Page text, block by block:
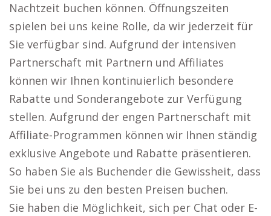
Nachtzeit buchen können. Öffnungszeiten
spielen bei uns keine Rolle, da wir jederzeit für
Sie verfügbar sind. Aufgrund der intensiven
Partnerschaft mit Partnern und Affiliates
können wir Ihnen kontinuierlich besondere
Rabatte und Sonderangebote zur Verfügung
stellen. Aufgrund der engen Partnerschaft mit
Affiliate-Programmen können wir Ihnen ständig
exklusive Angebote und Rabatte präsentieren.
So haben Sie als Buchender die Gewissheit, dass
Sie bei uns zu den besten Preisen buchen.
Sie haben die Möglichkeit, sich per Chat oder E-